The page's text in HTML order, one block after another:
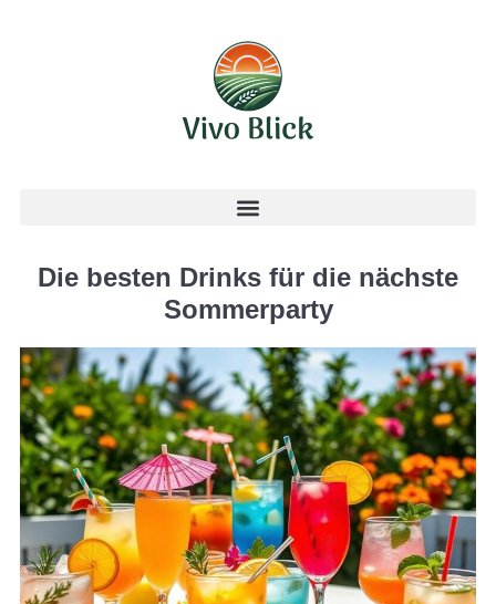
Die besten Drinks für die nächste
Sommerparty